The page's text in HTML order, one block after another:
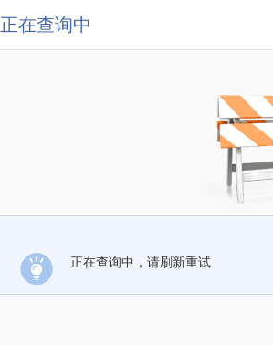
正在查询中
正在查询中，请刷新重试